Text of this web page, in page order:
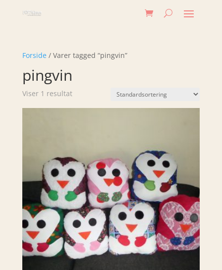
Forside/ Varer tagged “pingvin”
pingvin
Viser 1 resultat